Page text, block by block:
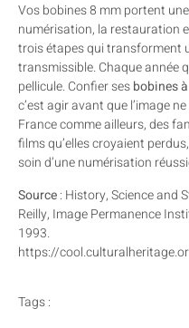
Vos bobines 8 mm portent
numérisation, la restauration
trois étapes qui transforment
transmissible. Chaque année
pellicule. Confier sesbobines
c’est agir avant que l’image
France comme ailleurs, des
films qu’elles croyaient
soin d’une numérisation
Source: History, Science and
Reilly, Image Permanence
1993.
https://
Tags :